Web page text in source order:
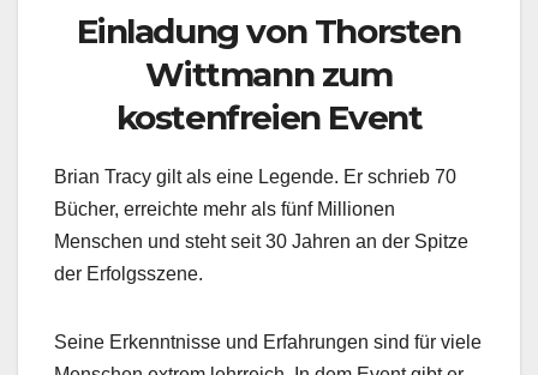
Einladung von Thorsten
Wittmann zum
kostenfreien Event
Brian Tracy gilt als eine Legende. Er schrieb 70
Bücher, erreichte mehr als fünf Millionen
Menschen und steht seit 30 Jahren an der Spitze
der Erfolgsszene.
Seine Erkenntnisse und Erfahrungen sind für viele